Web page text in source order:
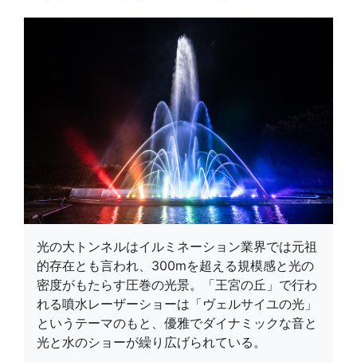
光の大トンネルはイルミネーション業界では元祖
的存在とも言われ、300mを超える規模感と光の
密度がもたらす圧巻の光景。「王宮の丘」で行わ
れる噴水レーザーショーは「ヴェルサイユの光」
というテーマのもと、優雅でダイナミックな音と
光と水のショーが繰り広げられている。